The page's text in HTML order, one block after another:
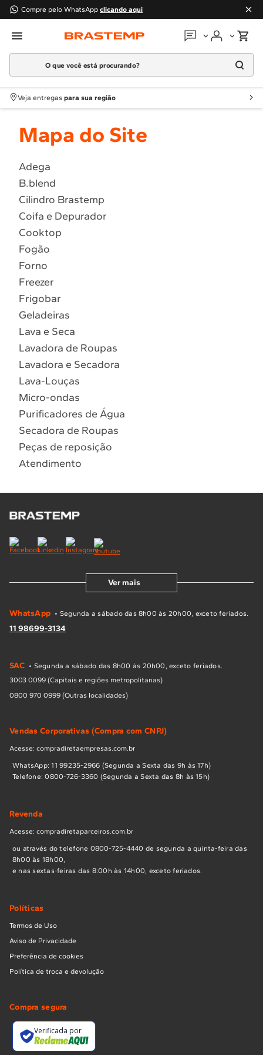
Compre pelo WhatsApp clicando aqui
Em que podemos
Atendimento Brastemp
Localizar assistência técnica
O que você está procurando?
Termos mais buscados
1º Geladeira
2
Fogao
4 º Lava Louça
5 º Cooktop
6º Microondas Brastemp
7º Forno
8º Embutir
9º Lava Seca
Veja entregas para sua região
Mapa do Site
Adega
B.blend
Cilindro Brastemp
Coifa e Depurador
Cooktop
Fogão
Forno
Freezer
Frigobar
Geladeiras
Lava e Seca
Lavadora de Roupas
Lavadora e Secadora
Lava-Louças
Micro-ondas
Purificadores de Água
Secadora de Roupas
Peças de reposição
Atendimento
Ver mais
WhatsApp • Segunda a sábado das 8h00 às 20h00, exceto feriados.
11 98699-3134
SAC • Segunda a sábado das 8h00 às 20h00, exceto feriados.
3003 0099 (Capitais e regiões metropolitanas)
0800 970 0999 (Outras localidades)
Vendas Corporativas (Compra com CNPJ)
Acesse: compradiretaempresas.com.br
WhatsApp: 11 99235-2966 (Segunda a Sexta das 9h às 17h)
Telefone: 0800-726-3360 (Segunda a Sexta das 8h às 15h)
Revenda
Acesse: compradiretaparceiros.com.br
ou através do telefone 0800-725-4440 de segunda a quinta-feira das
8h00 às 18h00,
e nas sextas-feiras das 8:00h às 14h00, exceto feriados.
Políticas
Termos de Uso
Aviso de Privacidade
Preferência de cookies
Política de troca e devolução
Compra segura
Verificada por